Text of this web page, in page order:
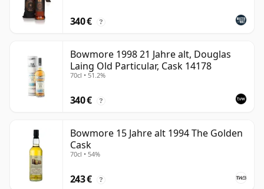
340 € ?
Bowmore 1998 21 Jahre alt, Douglas
Laing Old Particular, Cask 14178
70cl • 51.2%
340 € ?
Bowmore 15 Jahre alt 1994 The Golden
Cask
70cl • 54%
243 € ?